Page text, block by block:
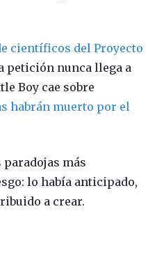
científicos del Proyecto
petición nunca llega a
Boy cae sobre
habrán muerto por el
paradojas más
lo había anticipado,
a crear.